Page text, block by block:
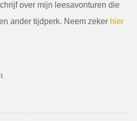
over mijn leesavonturen die
ander tijdperk. Neem zeker hier